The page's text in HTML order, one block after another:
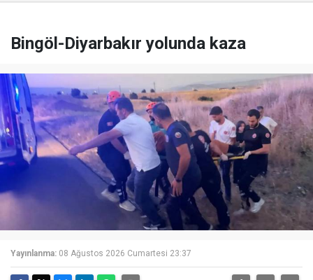
Bingöl-Diyarbakır yolunda kaza
Yayınlanma: 08 Ağustos 2026 Cumartesi 23:37